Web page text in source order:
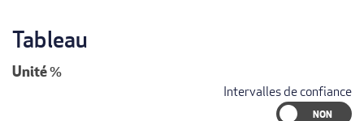
Tableau
Unité%
Intervalles de confiance